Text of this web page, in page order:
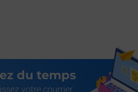
du temps
votre courrier